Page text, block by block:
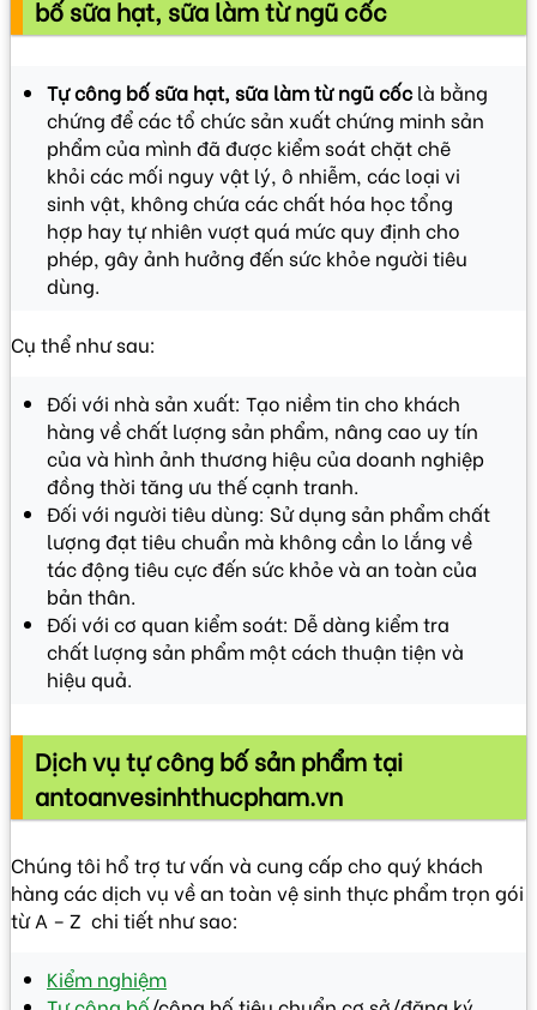
bố sữa hạt, sữa làm từ ngũ cốc
Tự công bố sữa hạt, sữa làm từ ngũ cốc là bằng
chứng để các tổ chức sản xuất chứng minh sản
phẩm của mình đã được kiểm soát chặt chẽ
khỏi các mối nguy vật lý, ô nhiễm, các loại vi
sinh vật, không chứa các chất hóa học tổng
hợp hay tự nhiên vượt quá mức quy định cho
phép, gây ảnh hưởng đến sức khỏe người tiêu
dùng.
Cụ thể như sau:
Đối với nhà sản xuất: Tạo niềm tin cho khách
hàng về chất lượng sản phẩm, nâng cao uy tín
của và hình ảnh thương hiệu của doanh nghiệp
đồng thời tăng ưu thế cạnh tranh.
Đối với người tiêu dùng: Sử dụng sản phẩm chất
lượng đạt tiêu chuẩn mà không cần lo lắng về
tác động tiêu cực đến sức khỏe và an toàn của
bản thân.
Đối với cơ quan kiểm soát: Dễ dàng kiểm tra
chất lượng sản phẩm một cách thuận tiện và
hiệu quả.
Dịch vụ tự công bố sản phẩm tại
antoanvesinhthucpham.vn
Chúng tôi hổ trợ tư vấn và cung cấp cho quý khách
hàng các dịch vụ về an toàn vệ sinh thực phẩm trọn gói
từ A – Z chi tiết như sao:
Kiểm nghiệm